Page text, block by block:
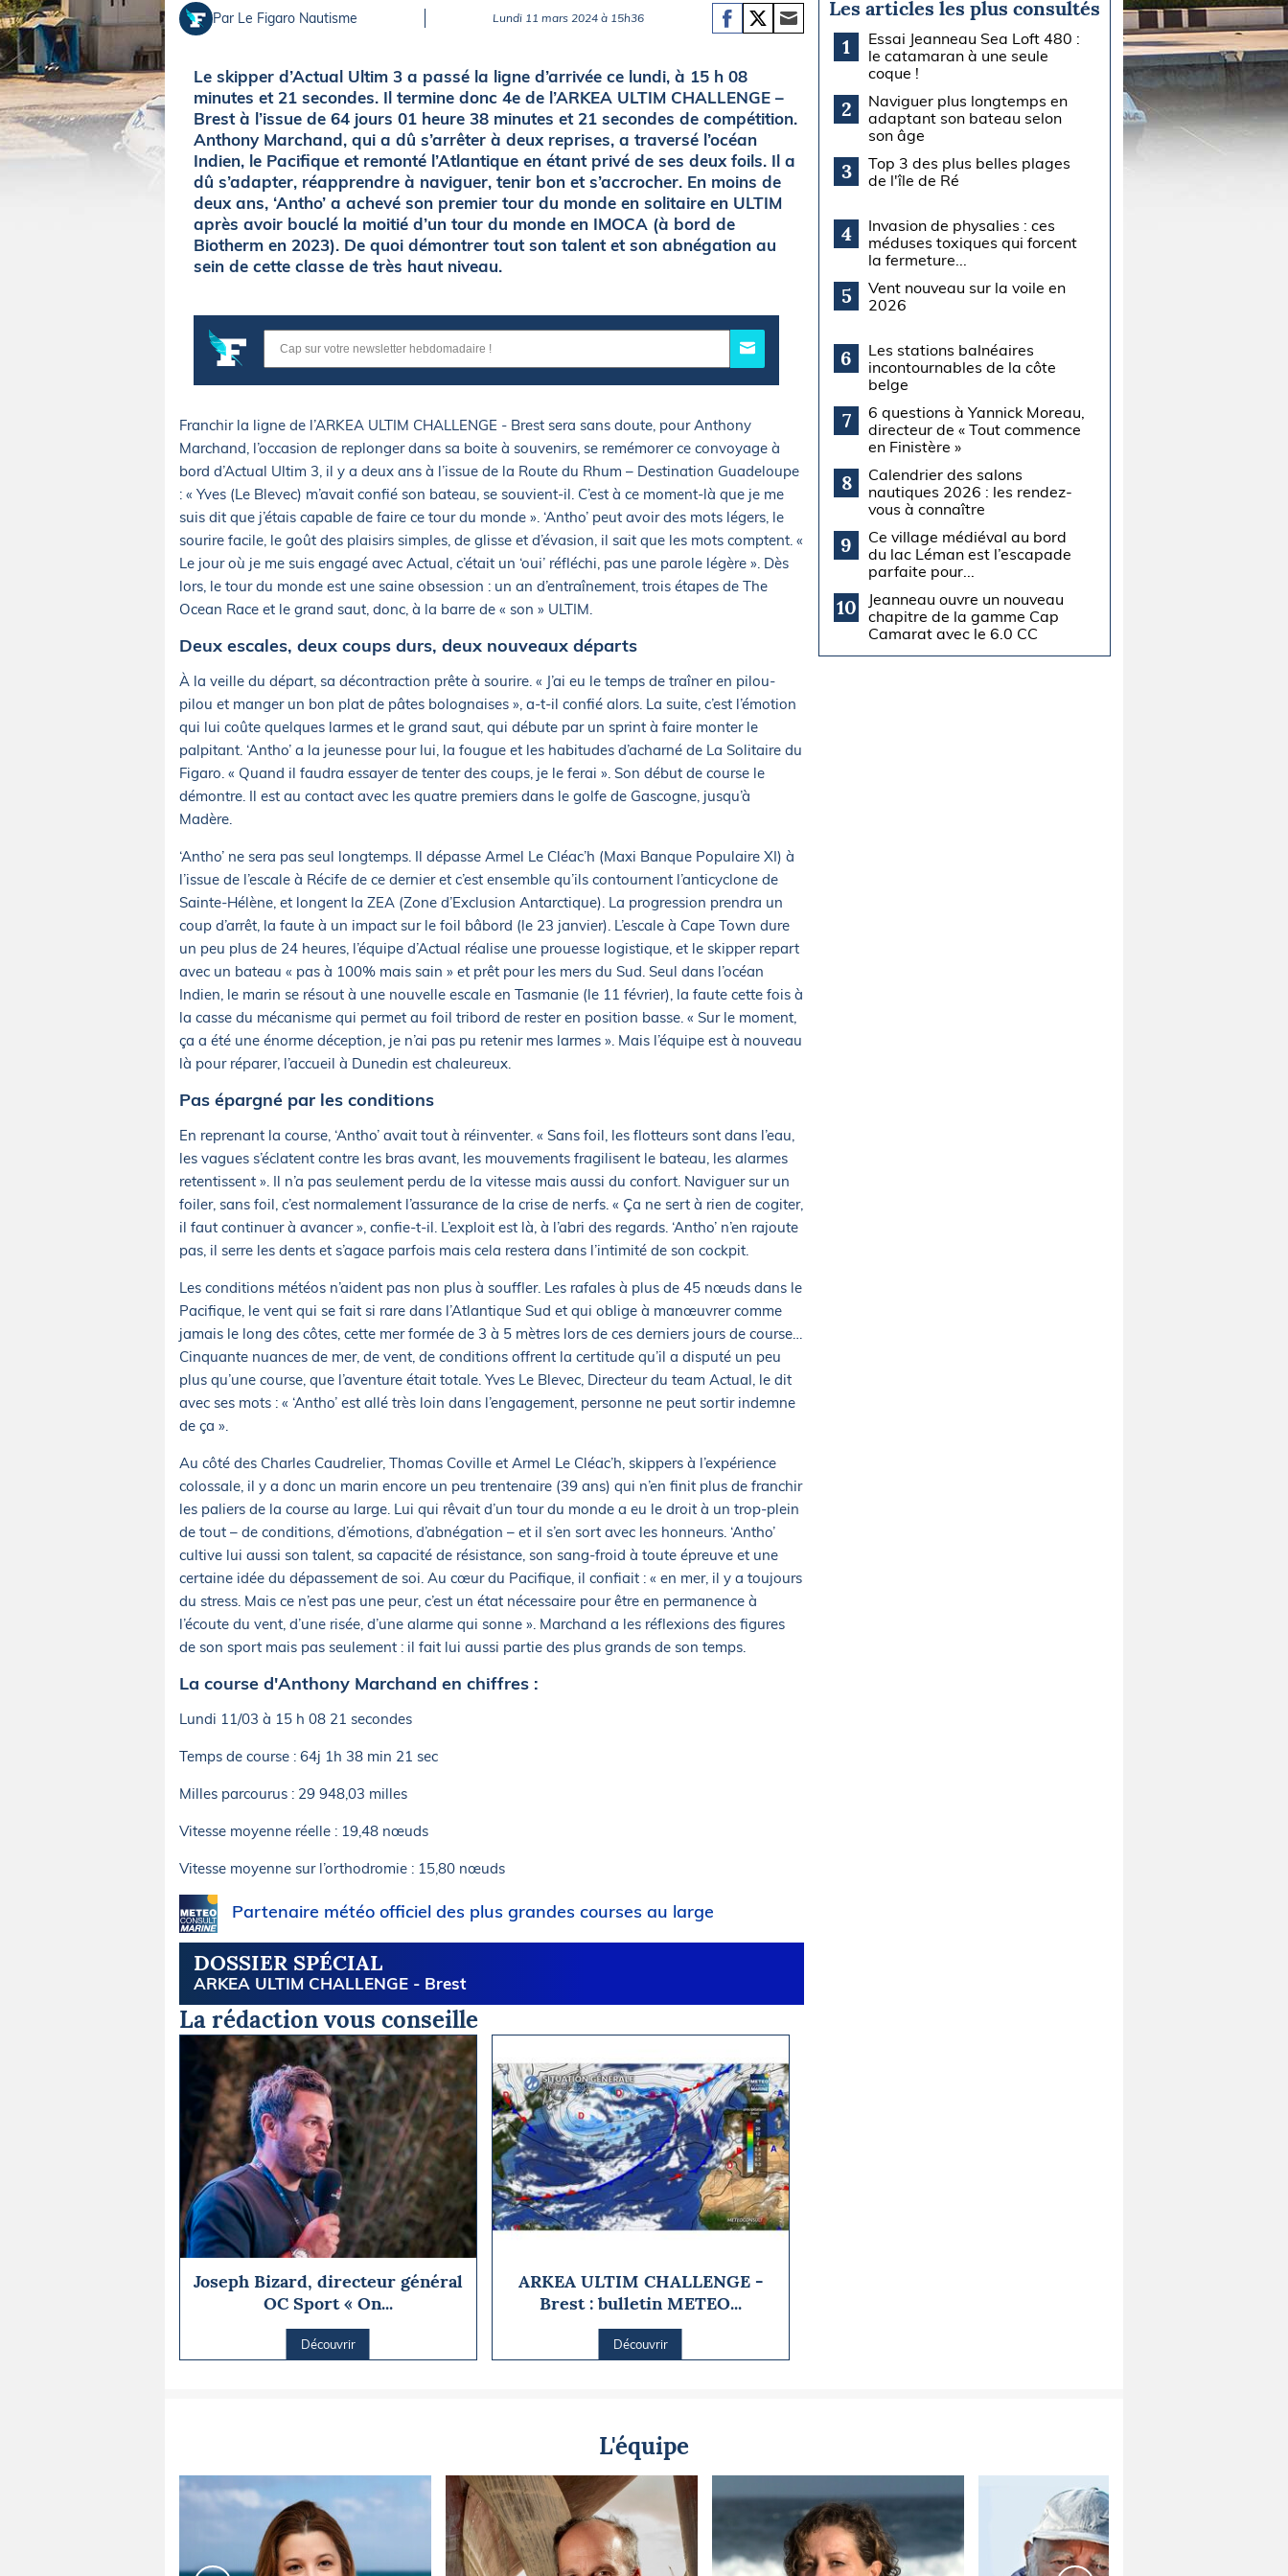
Par Le Figaro Nautisme Lundi 11 mars 2024 à 15h36
Le skipper d’Actual Ultim 3 a passé la ligne d’arrivée ce lundi, à 15 h 08
minutes et 21 secondes. Il termine donc 4e de l’ARKEA ULTIM CHALLENGE –
Brest à l’issue de 64 jours 01 heure 38 minutes et 21 secondes de compétition.
Anthony Marchand, qui a dû s’arrêter à deux reprises, a traversé l’océan
Indien, le Pacifique et remonté l’Atlantique en étant privé de ses deux foils. Il a
dû s’adapter, réapprendre à naviguer, tenir bon et s’accrocher. En moins de
deux ans, ‘Antho’ a achevé son premier tour du monde en solitaire en ULTIM
après avoir bouclé la moitié d’un tour du monde en IMOCA (à bord de
Biotherm en 2023). De quoi démontrer tout son talent et son abnégation au
sein de cette classe de très haut niveau.
Franchir la ligne de l’ARKEA ULTIM CHALLENGE - Brest sera sans doute, pour Anthony
Marchand, l’occasion de replonger dans sa boite à souvenirs, se remémorer ce convoyage à
bord d’Actual Ultim 3, il y a deux ans à l’issue de la Route du Rhum – Destination Guadeloupe
: « Yves (Le Blevec) m’avait confié son bateau, se souvient-il. C’est à ce moment-là que je me
suis dit que j’étais capable de faire ce tour du monde ». ‘Antho’ peut avoir des mots légers, le
sourire facile, le goût des plaisirs simples, de glisse et d’évasion, il sait que les mots comptent. «
Le jour où je me suis engagé avec Actual, c’était un ‘oui’ réfléchi, pas une parole légère ». Dès
lors, le tour du monde est une saine obsession : un an d’entraînement, trois étapes de The
Ocean Race et le grand saut, donc, à la barre de « son » ULTIM.
Deux escales, deux coups durs, deux nouveaux départs
À la veille du départ, sa décontraction prête à sourire. « J’ai eu le temps de traîner en pilou-
pilou et manger un bon plat de pâtes bolognaises », a-t-il confié alors. La suite, c’est l’émotion
qui lui coûte quelques larmes et le grand saut, qui débute par un sprint à faire monter le
palpitant. ‘Antho’ a la jeunesse pour lui, la fougue et les habitudes d’acharné de La Solitaire du
Figaro. « Quand il faudra essayer de tenter des coups, je le ferai ». Son début de course le
démontre. Il est au contact avec les quatre premiers dans le golfe de Gascogne, jusqu’à
Madère.
‘Antho’ ne sera pas seul longtemps. Il dépasse Armel Le Cléac’h (Maxi Banque Populaire XI) à
l’issue de l’escale à Récife de ce dernier et c’est ensemble qu’ils contournent l’anticyclone de
Sainte-Hélène, et longent la ZEA (Zone d’Exclusion Antarctique). La progression prendra un
coup d’arrêt, la faute à un impact sur le foil bâbord (le 23 janvier). L’escale à Cape Town dure
un peu plus de 24 heures, l’équipe d’Actual réalise une prouesse logistique, et le skipper repart
avec un bateau « pas à 100% mais sain » et prêt pour les mers du Sud. Seul dans l’océan
Indien, le marin se résout à une nouvelle escale en Tasmanie (le 11 février), la faute cette fois à
la casse du mécanisme qui permet au foil tribord de rester en position basse. « Sur le moment,
ça a été une énorme déception, je n’ai pas pu retenir mes larmes ». Mais l’équipe est à nouveau
là pour réparer, l’accueil à Dunedin est chaleureux.
Pas épargné par les conditions
En reprenant la course, ‘Antho’ avait tout à réinventer. « Sans foil, les flotteurs sont dans l’eau,
les vagues s’éclatent contre les bras avant, les mouvements fragilisent le bateau, les alarmes
retentissent ». Il n’a pas seulement perdu de la vitesse mais aussi du confort. Naviguer sur un
foiler, sans foil, c’est normalement l’assurance de la crise de nerfs. « Ça ne sert à rien de cogiter,
il faut continuer à avancer », confie-t-il. L’exploit est là, à l’abri des regards. ‘Antho’ n’en rajoute
pas, il serre les dents et s’agace parfois mais cela restera dans l’intimité de son cockpit.
Les conditions météos n’aident pas non plus à souffler. Les rafales à plus de 45 nœuds dans le
Pacifique, le vent qui se fait si rare dans l’Atlantique Sud et qui oblige à manœuvrer comme
jamais le long des côtes, cette mer formée de 3 à 5 mètres lors de ces derniers jours de course…
Cinquante nuances de mer, de vent, de conditions offrent la certitude qu’il a disputé un peu
plus qu’une course, que l’aventure était totale. Yves Le Blevec, Directeur du team Actual, le dit
avec ses mots : « ‘Antho’ est allé très loin dans l’engagement, personne ne peut sortir indemne
de ça ».
Au côté des Charles Caudrelier, Thomas Coville et Armel Le Cléac’h, skippers à l’expérience
colossale, il y a donc un marin encore un peu trentenaire (39 ans) qui n’en finit plus de franchir
les paliers de la course au large. Lui qui rêvait d’un tour du monde a eu le droit à un trop-plein
de tout – de conditions, d’émotions, d’abnégation – et il s’en sort avec les honneurs. ‘Antho’
cultive lui aussi son talent, sa capacité de résistance, son sang-froid à toute épreuve et une
certaine idée du dépassement de soi. Au cœur du Pacifique, il confiait : « en mer, il y a toujours
du stress. Mais ce n’est pas une peur, c’est un état nécessaire pour être en permanence à
l’écoute du vent, d’une risée, d’une alarme qui sonne ». Marchand a les réflexions des figures
de son sport mais pas seulement : il fait lui aussi partie des plus grands de son temps.
La course d'Anthony Marchand en chiffres :
Lundi 11/03 à 15 h 08 21 secondes
Temps de course : 64j 1h 38 min 21 sec
Milles parcourus : 29 948,03 milles
Vitesse moyenne réelle : 19,48 nœuds
Vitesse moyenne sur l’orthodromie : 15,80 nœuds
Partenaire météo officiel des plus grandes courses au large
DOSSIER SPÉCIAL
ARKEA ULTIM CHALLENGE - Brest
La rédaction vous conseille
Joseph Bizard, directeur général
OC Sport « On...
Découvrir
ARKEA ULTIM CHALLENGE -
Brest : bulletin METEO...
Découvrir
Les articles les plus consultés
1
Essai Jeanneau Sea Loft 480 :
le catamaran à une seule
coque !
2
Naviguer plus longtemps en
adaptant son bateau selon
son âge
3
Top 3 des plus belles plages
de l'île de Ré
4
Invasion de physalies : ces
méduses toxiques qui forcent
la fermeture...
5
Vent nouveau sur la voile en
2026
6
Les stations balnéaires
incontournables de la côte
belge
7
6 questions à Yannick Moreau,
directeur de « Tout commence
en Finistère »
8
Calendrier des salons
nautiques 2026 : les rendez-
vous à connaître
9
Ce village médiéval au bord
du lac Léman est l’escapade
parfaite pour...
10
Jeanneau ouvre un nouveau
chapitre de la gamme Cap
Camarat avec le 6.0 CC
L'équipe